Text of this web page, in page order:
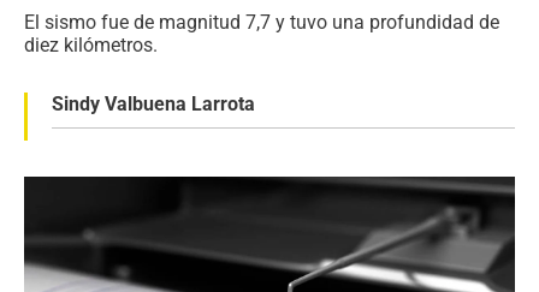
El sismo fue de magnitud 7,7 y tuvo una profundidad de
diez kilómetros.
Sindy Valbuena Larrota